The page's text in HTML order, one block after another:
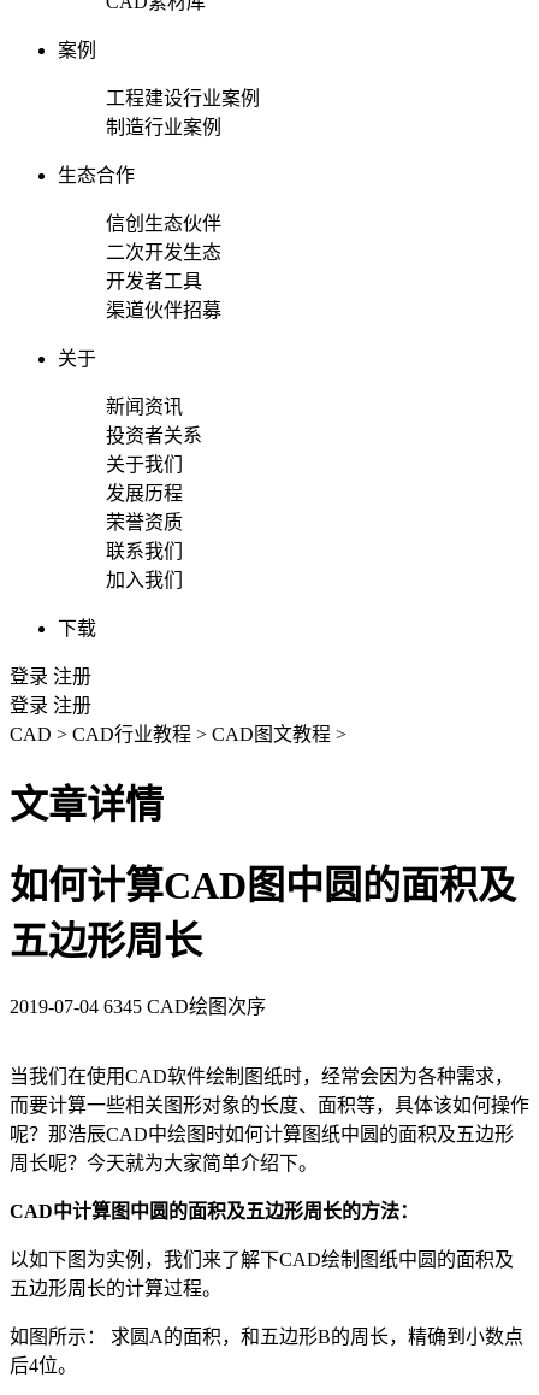
案例
工程建设行业案例
制造行业案例
生态合作
信创生态伙伴
二次开发生态
开发者工具
渠道伙伴招募
关于
新闻资讯
投资者关系
关于我们
发展历程
荣誉资质
联系我们
加入我们
下载
登录 注册
登录 注册
CAD > CAD行业教程 > CAD图文教程 >
文章详情
如何计算CAD图中圆的面积及
五边形周长
2019-07-04 6345 CAD绘图次序
当我们在使用CAD软件绘制图纸时，经常会因为各种需求，
而要计算一些相关图形对象的长度、面积等，具体该如何操作
呢？那浩辰CAD中绘图时如何计算图纸中圆的面积及五边形
周长呢？今天就为大家简单介绍下。
CAD中计算图中圆的面积及五边形周长的方法：
以如下图为实例，我们来了解下CAD绘制图纸中圆的面积及
五边形周长的计算过程。
如图所示： 求圆A的面积，和五边形B的周长，精确到小数点
后4位。